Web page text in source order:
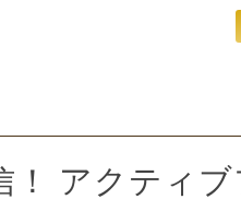
！ アクティブ